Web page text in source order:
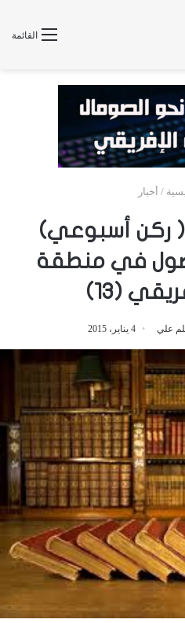
القائمة
/ أخبار
( ركن أسبوعي)
في منطقة
(13)
علي 4 يناير، 2015